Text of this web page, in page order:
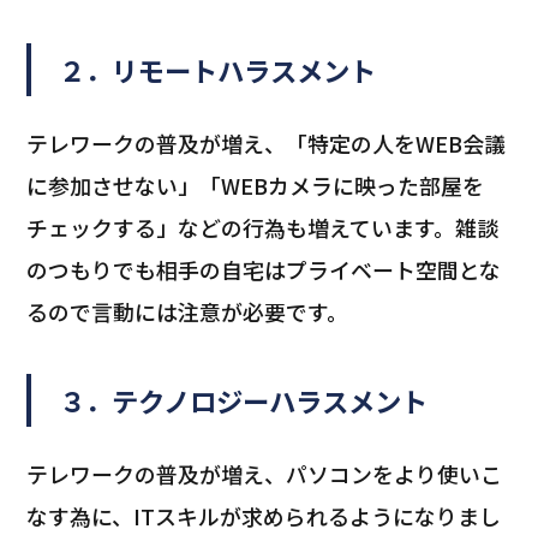
２．リモートハラスメント
テレワークの普及が増え、「特定の人をWEB会議
に参加させない」「WEBカメラに映った部屋を
チェックする」などの行為も増えています。雑談
のつもりでも相手の自宅はプライベート空間とな
るので言動には注意が必要です。
３．テクノロジーハラスメント
テレワークの普及が増え、パソコンをより使いこ
なす為に、ITスキルが求められるようになりまし